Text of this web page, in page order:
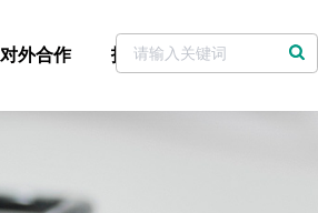
对外合作 招标采购 党委书记信箱